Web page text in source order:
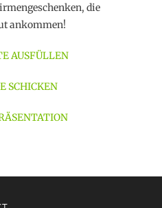
die
ankommen!
AUSFÜLLEN
SCHICKEN